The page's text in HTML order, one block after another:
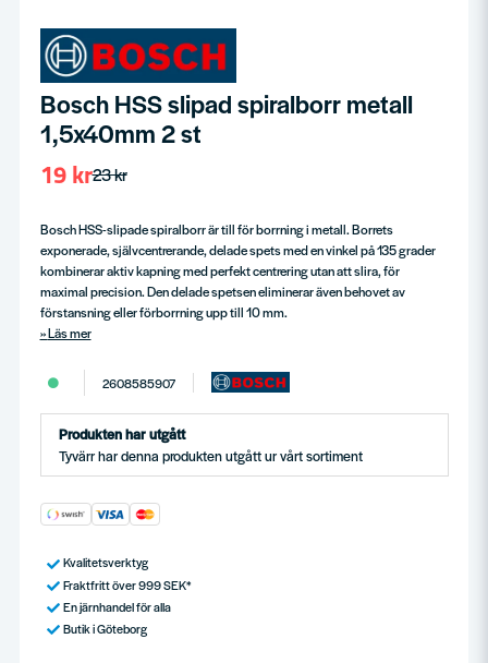
Bosch HSS slipad spiralborr metall
1,5x40mm 2 st
23 kr
19 kr
Bosch HSS-slipade spiralborr är till för borrning i metall. Borrets
exponerade, självcentrerande, delade spets med en vinkel på 135 grader
kombinerar aktiv kapning med perfekt centrering utan att slira, för
maximal precision. Den delade spetsen eliminerar även behovet av
förstansning eller förborrning upp till 10 mm.
Läs mer
2608585907
Produkten har utgått
Tyvärr har denna produkten utgått ur vårt sortiment
Kvalitetsverktyg
Fraktfritt över 999 SEK*
En järnhandel för alla
Butik i Göteborg